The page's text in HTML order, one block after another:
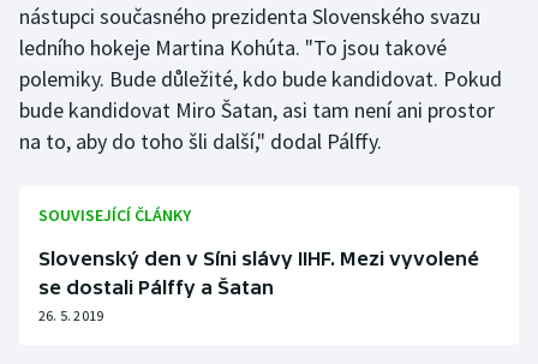
nástupci současného prezidenta Slovenského svazu
ledního hokeje Martina Kohúta. "To jsou takové
polemiky. Bude důležité, kdo bude kandidovat. Pokud
bude kandidovat Miro Šatan, asi tam není ani prostor
na to, aby do toho šli další," dodal Pálffy.
SOUVISEJÍCÍ ČLÁNKY
Slovenský den v Síni slávy IIHF. Mezi vyvolené
se dostali Pálffy a Šatan
26. 5. 2019